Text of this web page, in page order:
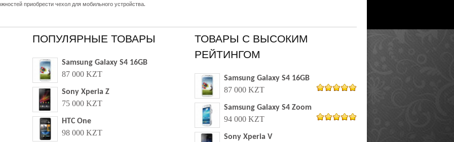
приобрести чехол для мобильного устройства.
ПОПУЛЯРНЫЕ ТОВАРЫ
Samsung Galaxy S4 16GB
87 000 KZT
Sony Xperia Z
75 000 KZT
HTC One
98 000 KZT
ТОВАРЫ С ВЫСОКИМ
РЕЙТИНГОМ
Samsung Galaxy S4 16GB
87 000 KZT
Samsung Galaxy S4 Zoom
94 000 KZT
Sony Xperia V